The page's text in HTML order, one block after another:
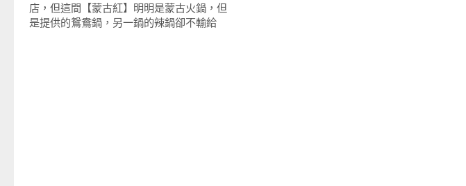
店，但這間【蒙古紅】明明是蒙古火鍋，但
是提供的鴛鴦鍋，另一鍋的辣鍋卻不輸給